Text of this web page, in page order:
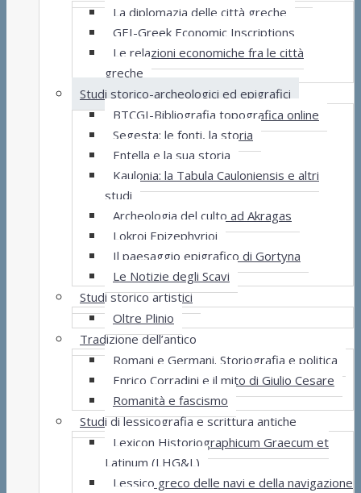
La diplomazia delle città greche
GEI-Greek Economic Inscriptions
Le relazioni economiche fra le città
greche
Studi storico-archeologici ed epigrafici
BTCGI-Bibliografia topografica online
Segesta: le fonti, la storia
Entella e la sua storia
Kaulonia: la Tabula Cauloniensis e altri
studi
Archeologia del culto ad Akragas
Lokroi Epizephyrioi
Il paesaggio epigrafico di Gortyna
Le Notizie degli Scavi
Studi storico artistici
Oltre Plinio
Tradizione dell’antico
Romani e Germani. Storiografia e politica
Enrico Corradini e il mito di Giulio Cesare
Romanità e fascismo
Studi di lessicografia e scrittura antiche
Lexicon Historiographicum Graecum et
Latinum (LHG&L)
Lessico greco delle navi e della navigazione